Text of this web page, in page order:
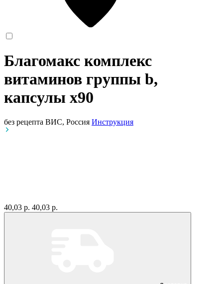
Благомакс комплекс
витаминов группы b,
капсулы x90
без рецепта ВИС, Россия Инструкция
40,03 р. 40,03 р.